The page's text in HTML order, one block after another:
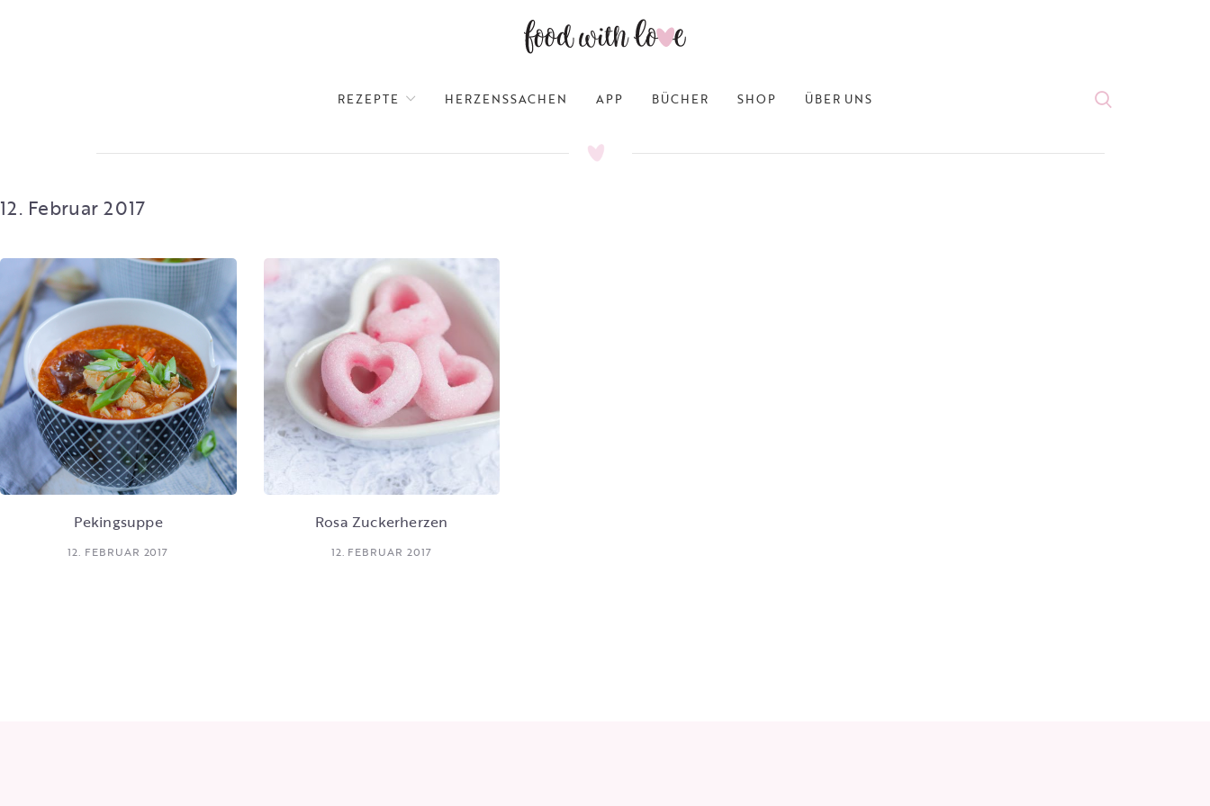
REZEPTE HERZENSSACHEN APP BÜCHER SHOP ÜBER UNS
12. Februar 2017
Pekingsuppe
12. FEBRUAR 2017
Rosa Zuckerherzen
12. FEBRUAR 2017